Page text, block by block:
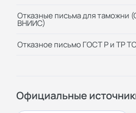
Отказные письма для таможни
ВНИИС)
Отказное письмо ГОСТ Р и ТР ТС
Официальные